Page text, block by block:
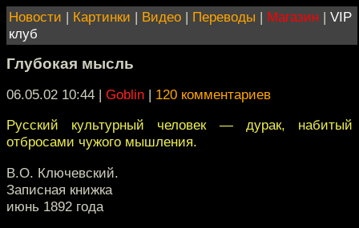
Новости | Картинки | Видео | Переводы | Магазин | VIP
клуб
Глубокая мысль
06.05.02 10:44 | Goblin | 120 комментариев
Русский культурный человек — дурак, набитый
отбросами чужого мышления.
В.О. Ключевский.
Записная книжка
июнь 1892 года